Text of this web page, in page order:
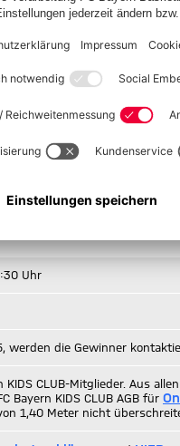
diesem Tag um 20.30
ich mir ein bärenstarkes
bis Freitag, den 12.
und deine
IST BEREITS
musst und eine
Uhr
werden die Gewinner
CLUB-Mitglieder. Aus
Bayern KIDS CLUB AGB für
1,40 Meter nicht